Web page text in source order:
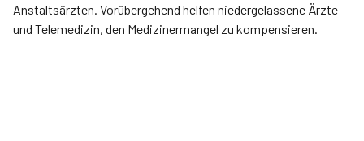
Anstaltsärzten. Vorübergehend helfen niedergelassene Ärzte
und Telemedizin, den Medizinermangel zu kompensieren.